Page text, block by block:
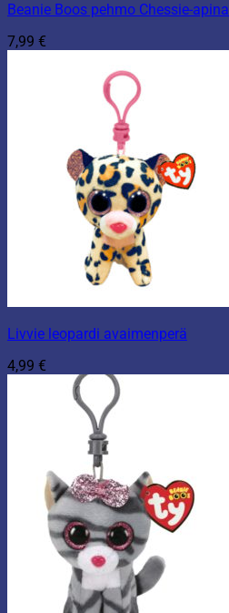
Beanie Boos pehmo Chessie-apina
7,99 €
Livvie leopardi avaimenperä
4,99 €